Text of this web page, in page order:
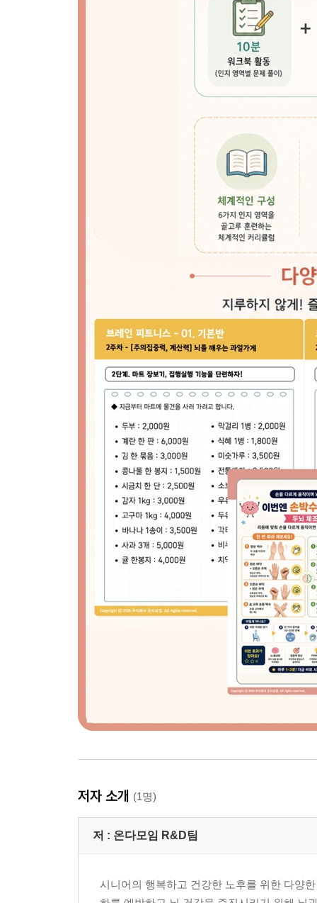
저자 소개 (1명)
저 : 온다모임 R&D팀
시니어의 행복하고 건강한 노후를 위한 다양